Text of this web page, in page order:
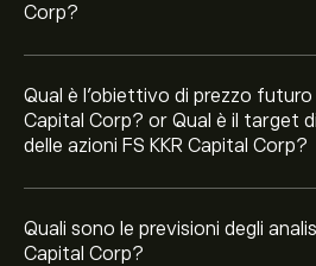
Corp?
Qual è l'obiettivo di prezzo futuro
Capital Corp? or Qual è il target
delle azioni FS KKR Capital Corp?
Quali sono le previsioni degli
Capital Corp?